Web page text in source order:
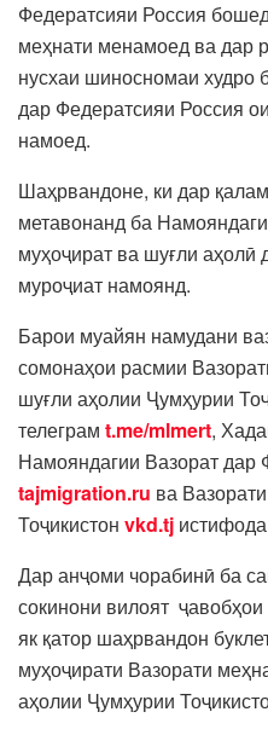
Федератсияи Россия
меҳнати менамоед ва дар
нусхаи шиносномаи худро
дар Федератсияи Россия
намоед.
Шаҳрвандоне, ки дар
метавонанд ба
муҳоҷират ва шуғли
муроҷиат намоянд.
Барои муайян намудани
сомонаҳои расмии
шуғли аҳолии Ҷумҳурии
телеграм t.me/mlmert,
Намояндагии Вазорат дар
tajmigration.ru ва
Тоҷикистон vkd.tj
Дар анҷоми чорабинӣ ба
сокинони вилоят
як қатор шаҳрвандон
муҳоҷирати Вазорати
аҳолии Ҷумҳурии